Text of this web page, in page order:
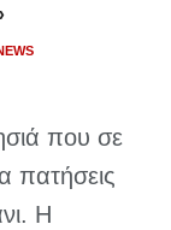
που σε
πατήσεις
Η